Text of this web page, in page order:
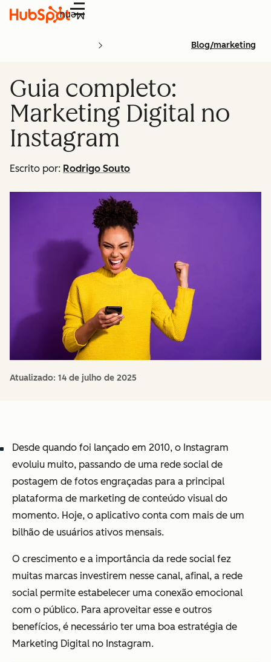
Menu
Blog/marketing
Guia completo:
Marketing Digital no
Instagram
Escrito por: Rodrigo Souto
Atualizado: 14 de julho de 2025
Desde quando foi lançado em 2010, o Instagram
evoluiu muito, passando de uma rede social de
postagem de fotos engraçadas para a principal
plataforma de marketing de conteúdo visual do
momento. Hoje, o aplicativo conta com mais de um
bilhão de usuários ativos mensais.
O crescimento e a importância da rede social fez
muitas marcas investirem nesse canal, afinal, a rede
social permite estabelecer uma conexão emocional
com o público. Para aproveitar esse e outros
benefícios, é necessário ter uma boa estratégia de
Marketing Digital no Instagram.